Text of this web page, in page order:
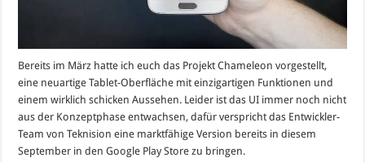
Bereits im März hatte ich euch das Projekt Chameleon vorgestellt,
eine neuartige Tablet-Oberfläche mit einzigartigen Funktionen und
einem wirklich schicken Aussehen. Leider ist das UI immer noch nicht
aus der Konzeptphase entwachsen, dafür verspricht das Entwickler-
Team von Teknision eine marktfähige Version bereits in diesem
September in den Google Play Store zu bringen.